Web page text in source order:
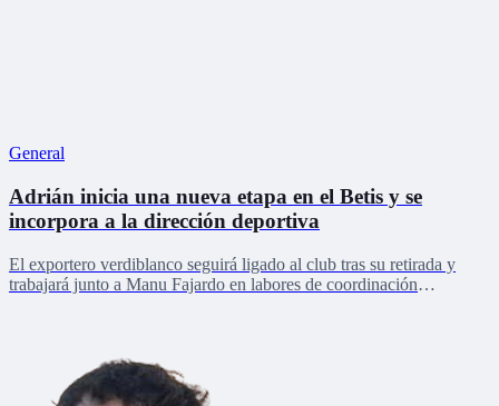
General
Adrián inicia una nueva etapa en el Betis y se
incorpora a la dirección deportiva
El exportero verdiblanco seguirá ligado al club tras su retirada y
trabajará junto a Manu Fajardo en labores de coordinación